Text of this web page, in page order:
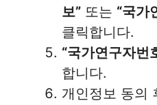
보” 또는 “국가
클릭합니다.
“국가연구자번
합니다.
개인정보 동의